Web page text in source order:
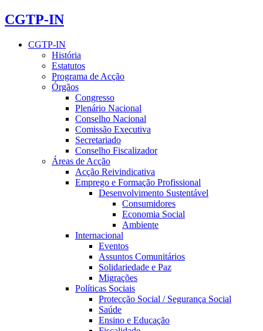
CGTP-IN
CGTP-IN
História
Estatutos
Programa de Acção
Órgãos
Congresso
Plenário Nacional
Conselho Nacional
Comissão Executiva
Secretariado
Conselho Fiscalizador
Áreas de Acção
Acção Reivindicativa
Emprego e Formação Profissional
Desenvolvimento Sustentável
Consumidores
Economia Social
Ambiente
Internacional
Eventos
Assuntos Comunitários
Solidariedade e Paz
Migrações
Políticas Sociais
Protecção Social / Segurança Social
Saúde
Ensino e Educação